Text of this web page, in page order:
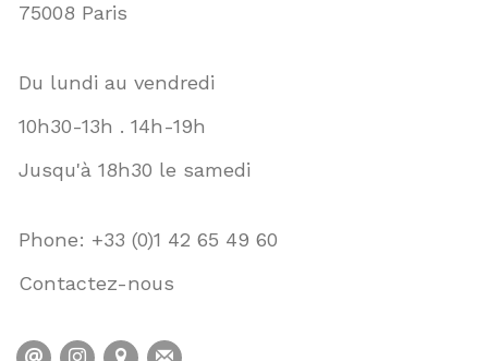
75008 Paris
Du lundi au vendredi
10h30-13h . 14h-19h
Jusqu'à 18h30 le samedi
Phone: +33 (0)1 42 65 49 60
Contactez-nous